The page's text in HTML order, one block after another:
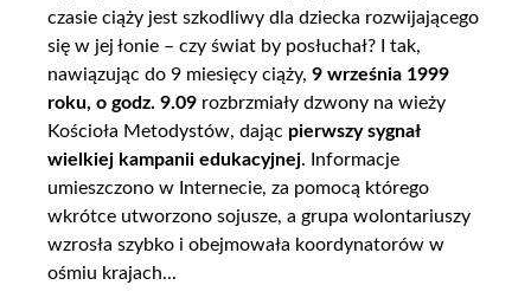
czasie ciąży jest szkodliwy dla dziecka rozwijającego
się w jej łonie – czy świat by posłuchał? I tak,
nawiązując do 9 miesięcy ciąży, 9 września 1999
roku, o godz. 9.09 rozbrzmiały dzwony na wieży
Kościoła Metodystów, dając pierwszy sygnał
wielkiej kampanii edukacyjnej. Informacje
umieszczono w Internecie, za pomocą którego
wkrótce utworzono sojusze, a grupa wolontariuszy
wzrosła szybko i obejmowała koordynatorów w
ośmiu krajach...